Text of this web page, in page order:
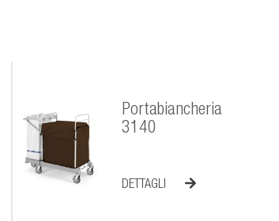
Portabiancheria
3140
DETTAGLI